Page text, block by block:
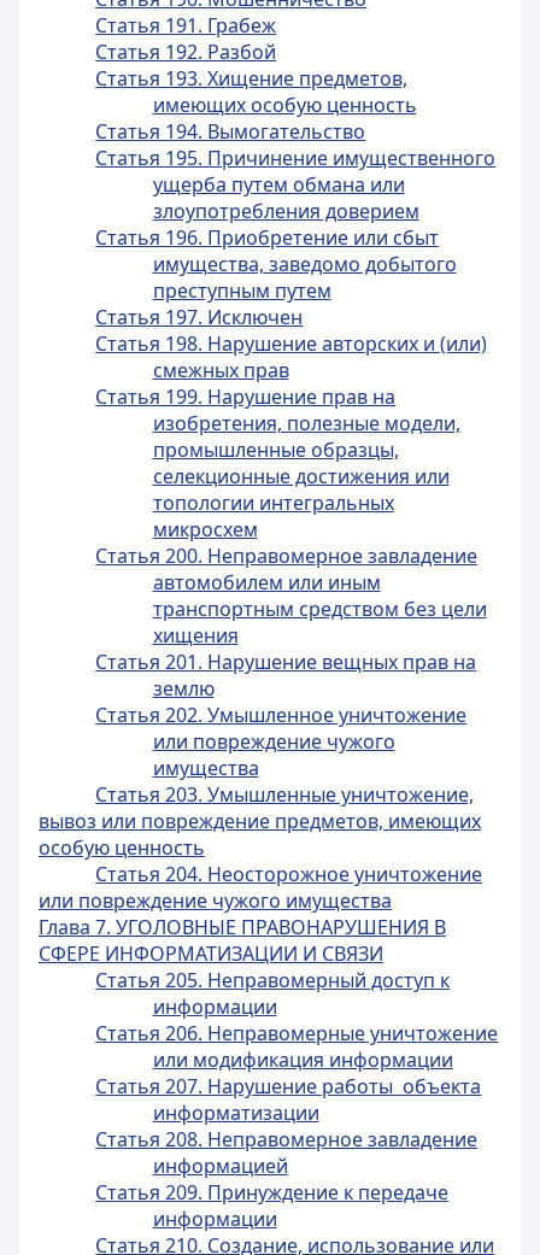
Статья 191. Грабеж
Статья 192. Разбой
Статья 193. Хищение предметов,
имеющих особую ценность
Статья 194. Вымогательство
Статья 195. Причинение имущественного
ущерба путем обмана или
злоупотребления доверием
Статья 196. Приобретение или сбыт
имущества, заведомо добытого
преступным путем
Статья 197. Исключен
Статья 198. Нарушение авторских и (или)
смежных прав
Статья 199. Нарушение прав на
изобретения, полезные модели,
промышленные образцы,
селекционные достижения или
топологии интегральных
микросхем
Статья 200. Неправомерное завладение
автомобилем или иным
транспортным средством без цели
хищения
Статья 201. Нарушение вещных прав на
землю
Статья 202. Умышленное уничтожение
или повреждение чужого
имущества
Статья 203. Умышленные уничтожение,
вывоз или повреждение предметов, имеющих
особую ценность
Статья 204. Неосторожное уничтожение
или повреждение чужого имущества
Глава 7. УГОЛОВНЫЕ ПРАВОНАРУШЕНИЯ В
СФЕРЕ ИНФОРМАТИЗАЦИИ И СВЯЗИ
Статья 205. Неправомерный доступ к
информации
Статья 206. Неправомерные уничтожение
или модификация информации
Статья 207. Нарушение работы объекта
информатизации
Статья 208. Неправомерное завладение
информацией
Статья 209. Принуждение к передаче
информации
Статья 210. Создание, использование или